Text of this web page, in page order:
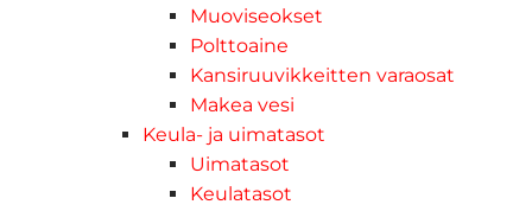
Muoviseokset
Polttoaine
Kansiruuvikkeitten varaosat
Makea vesi
Keula- ja uimatasot
Uimatasot
Keulatasot